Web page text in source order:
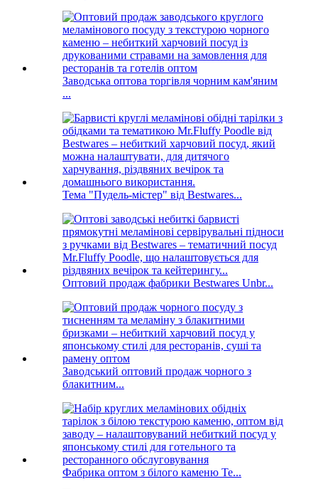
Заводська оптова торгівля чорним кам'яним
...
Тема "Пудель-містер" від Bestwares...
Оптовий продаж фабрики Bestwares Unbr...
Заводський оптовий продаж чорного з
блакитним...
Фабрика оптом з білого каменю Te...